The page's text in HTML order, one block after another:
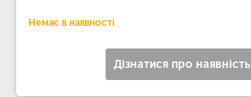
Немає в наявності
Дізнатися про наявність